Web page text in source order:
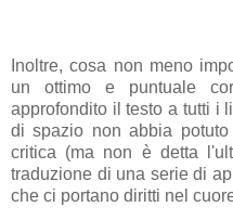
Inoltre, cosa non meno
un ottimo e puntuale
approfondito il testo a tutti i
di spazio non abbia
critica (ma non è detta
traduzione di una serie di
che ci portano diritti nel